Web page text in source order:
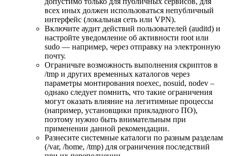
всех иных должен использоваться непубличный
интерфейс (локальная сеть или VPN).
Включите аудит действий пользователей (auditd) и
настройте уведомление об активности root или
sudo — например, через отправку на электронную
почту.
Ограничьте возможность выполнения скриптов в
/tmp и других временных каталогов через
параметры монтирования noexec, nosuid, nodev –
однако следует помнить, что такие ограничения
могут оказать влияние на легитимные процессы
(например, установщики прикладного ПО),
поэтому нужно быть внимательным при
применении данной рекомендации.
Разнесите системные каталоги по разным разделам
(/var, /home, /tmp) для ограничения последствий